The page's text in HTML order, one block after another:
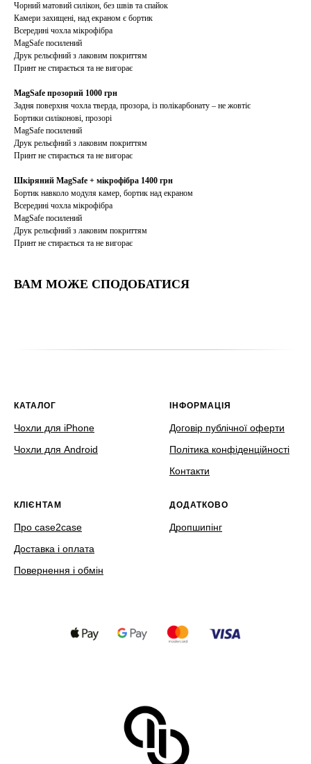
Чорний матовий силікон, без швів та спайок
Камери захищені, над екраном є бортик
Всередині чохла мікрофібра
MagSafe посилений
Друк рельєфний з лаковим покриттям
Принт не стирається та не вигорає
MagSafe прозорий 1000 грн
Задня поверхня чохла тверда, прозора, із полікарбонату – не жовтіє
Бортики силіконові, прозорі
MagSafe посилений
Друк рельєфний з лаковим покриттям
Принт не стирається та не вигорає
Шкіряний MagSafe + мікрофібра 1400 грн
Бортик навколо модуля камер, бортик над екраном
Всередині чохла мікрофібра
MagSafe посилений
Друк рельєфний з лаковим покриттям
Принт не стирається та не вигорає
ВАМ МОЖЕ СПОДОБАТИСЯ
КАТАЛОГ
Чохли для iPhone
Чохли для Android
ІНФОРМАЦІЯ
Договір публічної оферти
Політика конфіденційності
Контакти
КЛІЄНТАМ
Про case2case
Доставка і оплата
Повернення і обмін
ДОДАТКОВО
Дропшипінг